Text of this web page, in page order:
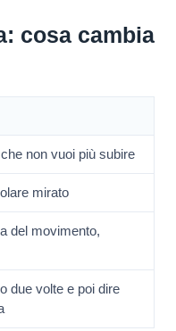
cosa cambia
non vuoi più subire
mirato
del movimento,
due volte e poi dire